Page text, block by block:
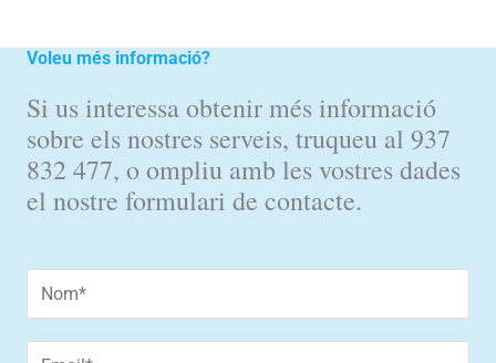
Voleu més informació?
Si us interessa obtenir més informació
sobre els nostres serveis, truqueu al 937
832 477, o ompliu amb les vostres dades
el nostre formulari de contacte.